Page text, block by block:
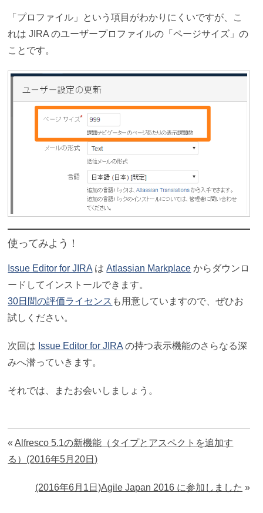
「プロファイル」という項目がわかりにくいですが、こ
れは JIRA のユーザープロファイルの「ページサイズ」の
ことです。
使ってみよう！
Issue Editor for JIRA はAtlassian Markplace からダウンロ
ードしてインストールできます。
30日間の評価ライセンス も用意していますので、ぜひお
試しください。
次回は Issue Editor for JIRA の持つ表示機能のさらなる深
みへ潜っていきます。
それでは、またお会いしましょう。
«Alfresco 5.1の新機能（タイプとアスペクトを追加す
る）(2016年5月20日)
(2016年6月1日)Agile Japan 2016 に参加しました »